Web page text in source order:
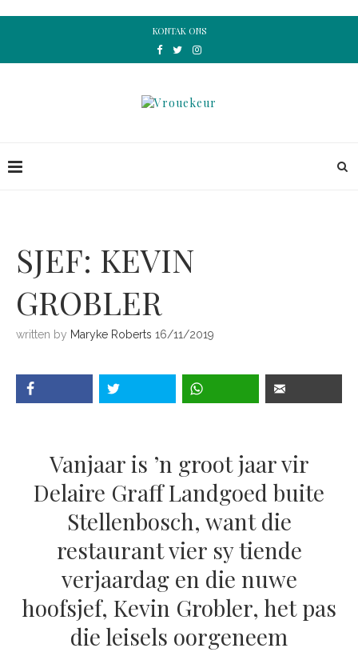
KONTAK ONS
SJEF: KEVIN
GROBLER
written by Maryke Roberts 16/11/2019
Vanjaar is ’n groot jaar vir
Delaire Graff Landgoed buite
Stellenbosch, want die
restaurant vier sy tiende
verjaardag en die nuwe
hoofsjef, Kevin Grobler, het pas
die leisels oorgeneem